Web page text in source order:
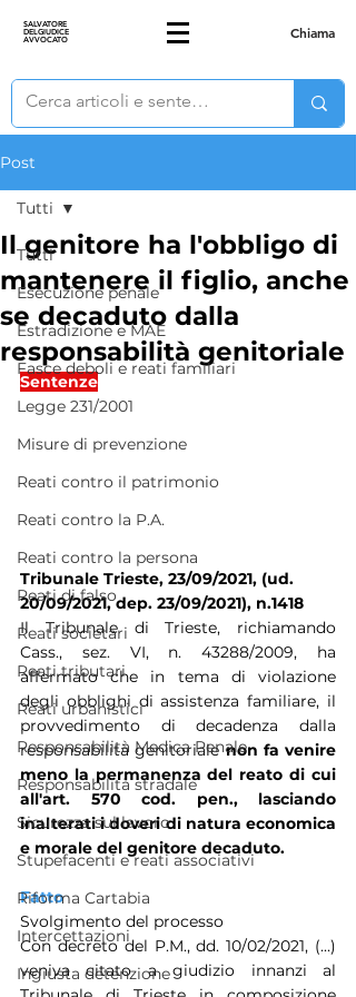
SALVATORE
DELGIUDICE
AVVOCATO Chiama
Post
Tutti
Esecuzione penale
Estradizione e MAE
Fasce deboli e reati familiari
Legge 231/2001
Misure di prevenzione
Reati contro il patrimonio
Reati contro la P.A.
Reati contro la persona
Reati di falso
Reati societari
Reati tributari
Reati urbanistici
Responsabilità Medica Penale
Responsabilità stradale
Sicurezza sul lavoro
Stupefacenti e reati associativi
Riforma Cartabia
Intercettazioni
Ingiusta detenzione
Tutti
Il genitore ha l'obbligo di
mantenere il figlio, anche
se decaduto dalla
responsabilità genitoriale
Sentenze
Tribunale Trieste, 23/09/2021, (ud.
20/09/2021, dep. 23/09/2021), n.1418
Il Tribunale di Trieste, richiamando
Cass., sez. VI, n. 43288/2009, ha
affermato che in tema di violazione
degli obblighi di assistenza familiare, il
provvedimento di decadenza dalla
responsabilità genitoriale non fa venire
meno la permanenza del reato di cui
all'art. 570 cod. pen., lasciando
inalterati i doveri di natura economica
e morale del genitore decaduto.
Fatto
Svolgimento del processo
Con decreto del P.M., dd. 10/02/2021, (...)
veniva citato a giudizio innanzi al